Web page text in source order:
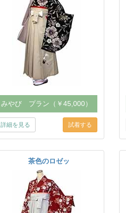
みやび プラン（￥45,000）
詳細を見る
茶色のロゼッ